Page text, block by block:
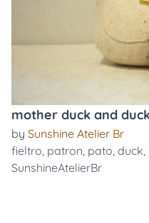
mother duck and
by Sunshine Atelier Br
fieltro patron pato duck
SunshineAtelierBr